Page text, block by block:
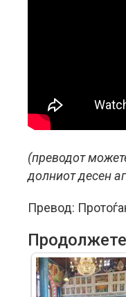
(преводот
долниот десен
Превод: